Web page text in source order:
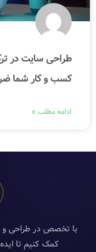
کسب و کار شما
ادامه مطلب »
با تخصص در طراحی و
کمک کنیم تا